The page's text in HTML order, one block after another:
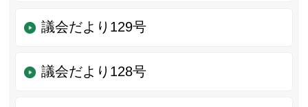
議会だより129号
議会だより128号